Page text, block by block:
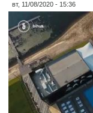
вт, 11/08/2020 - 15:36